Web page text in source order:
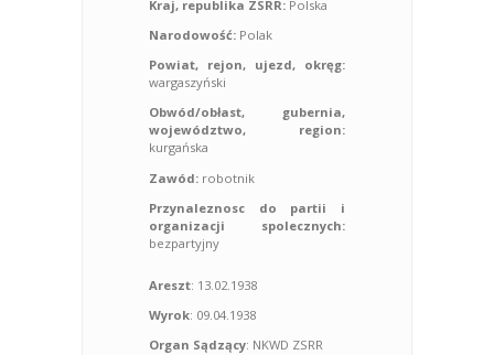
Kraj, republika ZSRR: Polska
Narodowość: Polak
Powiat, rejon, ujezd, okręg:
wargaszyński
Obwód/obłast, gubernia,
województwo, region:
kurgańska
Zawód: robotnik
Przynaleznosc do partii i
organizacji spolecznych:
bezpartyjny
Areszt: 13.02.1938
Wyrok: 09.04.1938
Organ Sądzący: NKWD ZSRR